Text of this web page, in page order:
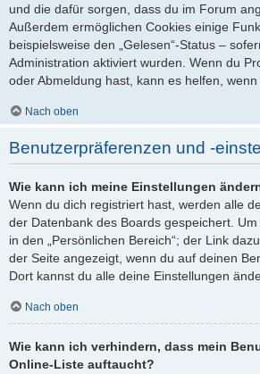
und die dafür sorgen, dass du im Forum
Außerdem ermöglichen Cookies einige
beispielsweise den „Gelesen“-Status –
Administration aktiviert wurden. Wenn du
oder Abmeldung hast, kann es helfen, wenn
Nach oben
Benutzerpräferenzen und -
Wie kann ich meine Einstellungen
Wenn du dich registriert hast, werden alle
der Datenbank des Boards gespeichert.
in den „Persönlichen Bereich“; der Link
der Seite angezeigt, wenn du auf deinen
Dort kannst du alle deine Einstellungen
Nach oben
Wie kann ich verhindern, dass mein
Online-Liste auftaucht?